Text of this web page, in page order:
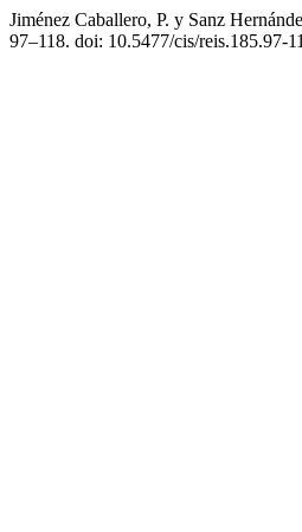
Jiménez Caballero, P. y Sanz
97–118. doi: 10.5477/cis/reis.185.97-